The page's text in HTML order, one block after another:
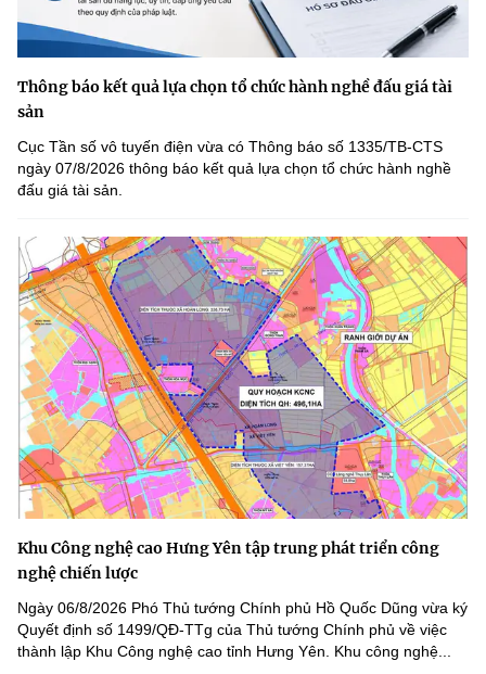
Thông báo kết quả lựa chọn tổ chức hành nghề đấu giá tài
sản
Cục Tần số vô tuyến điện vừa có Thông báo số 1335/TB-CTS
ngày 07/8/2026 thông báo kết quả lựa chọn tổ chức hành nghề
đấu giá tài sản.
Khu Công nghệ cao Hưng Yên tập trung phát triển công
nghệ chiến lược
Ngày 06/8/2026 Phó Thủ tướng Chính phủ Hồ Quốc Dũng vừa ký
Quyết định số 1499/QĐ-TTg của Thủ tướng Chính phủ về việc
thành lập Khu Công nghệ cao tỉnh Hưng Yên. Khu công nghệ...